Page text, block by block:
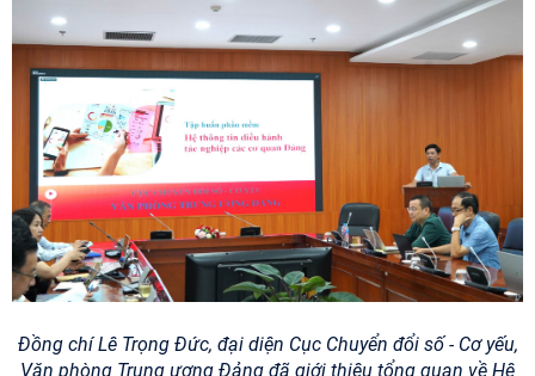
Đồng chí Lê Trọng Đức, đại diện Cục Chuyển đổi số - Cơ yếu,
Văn phòng Trung ương Đảng đã giới thiệu tổng quan về Hệ